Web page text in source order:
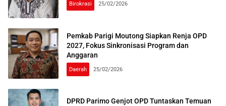
Birokrasi 25/02/2026
Pemkab Parigi Moutong Siapkan Renja OPD
2027, Fokus Sinkronisasi Program dan
Anggaran
Daerah 25/02/2026
DPRD Parimo Genjot OPD Tuntaskan Temuan